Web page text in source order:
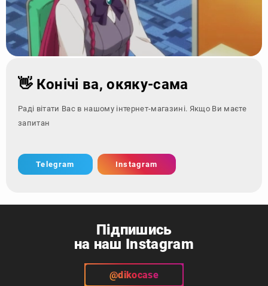
👋 Конічі ва, окяку-сама
Раді вітати Вас в нашому інтернет-магазині. Якщо Ви маєте
запитання - зверні
Telegram Instagram
Підпишись
на наш Instagram
@dikocase